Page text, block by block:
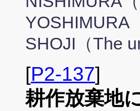
YOSHIMURA
SHOJI（The
[P2-137]
耕作放棄地